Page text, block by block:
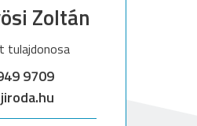
Zoltán
tulajdonosa
9709